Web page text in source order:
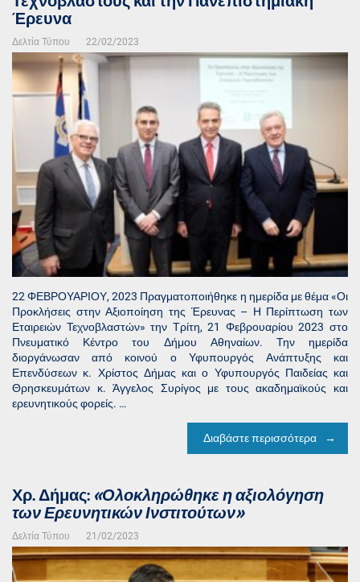
Έρευνα
Δελτία Τύπου 22/02/2023
22 ΦΕΒΡΟΥΑΡΙΟΥ, 2023 Πραγματοποιήθηκε η ημερίδα με θέμα «Οι
Προκλήσεις στην Αξιοποίηση της Έρευνας – Η Περίπτωση των
Εταιρειών Τεχνοβλαστών» την Τρίτη, 21 Φεβρουαρίου 2023 στο
Πνευματικό Κέντρο του Δήμου Αθηναίων. Την ημερίδα
διοργάνωσαν από κοινού ο Υφυπουργός Ανάπτυξης και
Επενδύσεων κ. Χρίστος Δήμας και ο Υφυπουργός Παιδείας και
Θρησκευμάτων κ. Άγγελος Συρίγος με τους ακαδημαϊκούς και
ερευνητικούς φορείς. …
Διαβάστε περισσότερα
Χρ. Δήμας: «Ολοκληρώθηκε η αξιολόγηση
των Ερευνητικών Ινστιτούτων»
Δελτία Τύπου 21/02/2023